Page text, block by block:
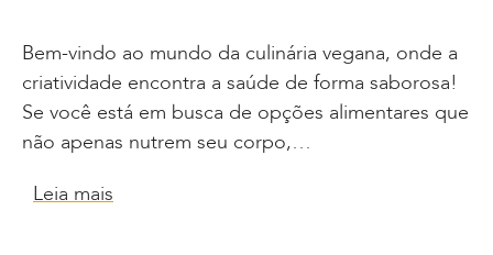
Bem-vindo ao mundo da culinária vegana, onde a
criatividade encontra a saúde de forma saborosa!
Se você está em busca de opções alimentares que
não apenas nutrem seu corpo,…
Leia mais